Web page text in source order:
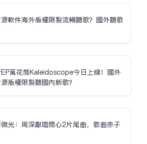
軟件海外版權限制流暢聽歌？國外聽歌
萬花筒Kaleidoscope今日上線！國外
版權限制聽國內新歌？
光：周深獻唱問心2片尾曲，歌曲赤子